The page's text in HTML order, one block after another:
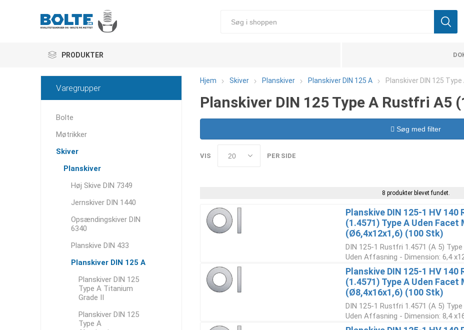
PRODUKTER
Hjem Skiver Planskiver Planskiver DIN 125 A Planskiver DIN 125
Planskiver DIN 125 Type A Rustfri A5
Søg med filter
VIS PER SIDE
8 produkter blevet fundet.
Planskive DIN 125-1 HV 140
(1.4571) Type A Uden Facet
(Ø6,4x12x1,6) (100 Stk)
DIN 125-1 Rustfri 1.4571 (A 5) Type
Uden Affasning - Dimension: 6,4
Planskive DIN 125-1 HV 140
(1.4571) Type A Uden Facet
(Ø8,4x16x1,6) (100 Stk)
DIN 125-1 Rustfri 1.4571 (A 5) Type
Uden Affasning - Dimension: 8,4
Varegrupper
Bolte
Møtrikker
Skiver
Planskiver
Høj Skive DIN 7349
Jernskiver DIN 1440
Opsændingskiver DIN
6340
Planskive DIN 433
Planskiver DIN 125 A
Planskiver DIN 125
Type A Titanium
Grade II
Planskiver DIN 125
Type A